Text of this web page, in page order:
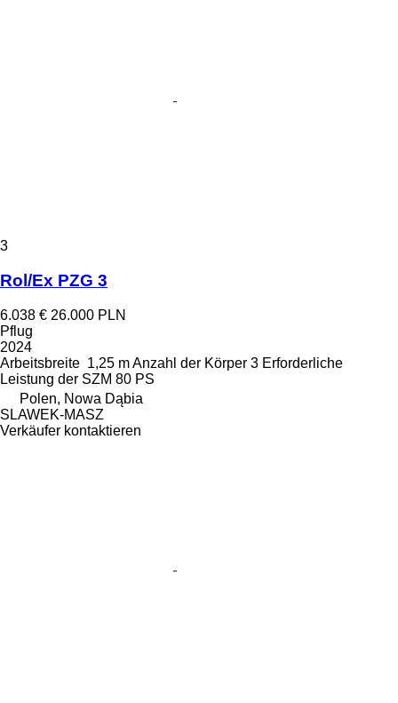
3
Rol/Ex PZG 3
6.038 € 26.000 PLN
Pflug
2024
Arbeitsbreite 1,25 mAnzahl der Körper 3 Erforderliche
Leistung der SZM 80 PS
Polen, Nowa Dąbia
SLAWEK-MASZ
Verkäufer kontaktieren